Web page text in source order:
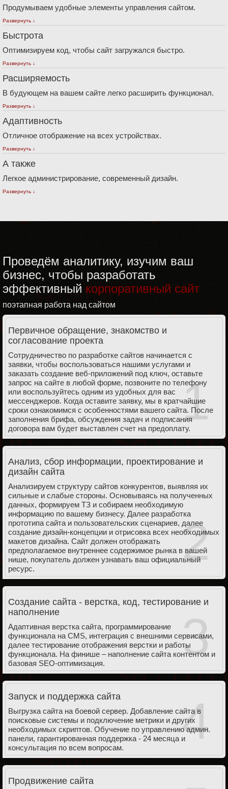
Продумываем удобные элементы управления сайтом.
Развернуть ↓
Быстрота
Оптимизируем код, чтобы сайт загружался быстро.
Развернуть ↓
Расширяемость
В будующем на вашем сайте легко расширить функционал.
Развернуть ↓
Адаптивность
Отличное отображение на всех устройствах.
Развернуть ↓
А также
Легкое администрирование, современный дизайн.
Развернуть ↓
Проведём аналитику, изучим ваш
бизнес, чтобы разработать
эффективный корпоративный сайт
поэтапная работа над сайтом
1
Первичное обращение, знакомство и
согласование проекта
Сотрудничество по разработке сайтов начинается с
заявки, чтобы воспользоваться нашими услугами и
заказать создание веб-приложений под ключ, оставьте
запрос на сайте в любой форме, позвоните по телефону
или воспользуйтесь одним из удобных для вас
мессенджеров. Когда оставите заявку, мы в кратчайшие
сроки ознакомимся с особенностями вашего сайта. После
заполнения брифа, обсуждения задач и подписания
договора вам будет выставлен счет на предоплату.
2
Анализ, сбор информации, проектирование и
дизайн сайта
Анализируем структуру сайтов конкурентов, выявляя их
сильные и слабые стороны. Основываясь на полученных
данных, формируем ТЗ и собираем необходимую
информацию по вашему бизнесу. Далее разработка
прототипа сайта и пользовательских сценариев, далее
создание дизайн-концепции и отрисовка всех необходимых
макетов дизайна. Сайт должен отображать
предполагаемое внутреннее содержимое рынка в вашей
нише, покупатель должен узнавать ваш официальный
ресурс.
3
Создание сайта - верстка, код, тестирование и
наполнение
Адаптивная верстка сайта, программирование
функционала на CMS, интеграция с внешними сервисами,
далее тестирование отображения верстки и работы
функционала. На финише – наполнение сайта контентом и
базовая SEO-оптимизация.
4
Запуск и поддержка сайта
Выгрузка сайта на боевой сервер. Добавление сайта в
поисковые системы и подключение метрики и других
необходимых скриптов. Обучение по управлению админ.
панели, гарантированная поддержка - 24 месяца и
консультация по всем вопросам.
Продвижение сайта